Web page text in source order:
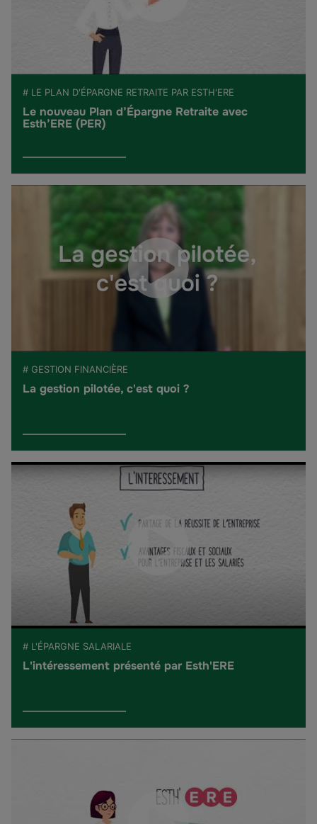
# LE PLAN D'ÉPARGNE RETRAITE PAR ESTH'ERE
Le nouveau Plan d’Épargne Retraite avec
Esth’ERE (PER)
# GESTION FINANCIÈRE
La gestion pilotée, c'est quoi ?
# L'ÉPARGNE SALARIALE
L'intéressement présenté par Esth'ERE